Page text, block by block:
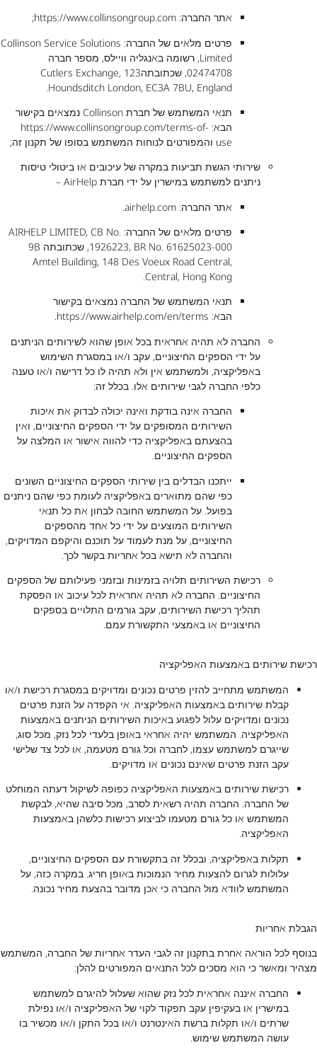
אתר החברה: https://www.collinsongroup.com
;
פרטים מלאים של החברה: Collinson Service Solutions
Limited, רשומה באנגליה וויילס, מספר חברה
02474708, שכתובתהCutlers Exchange, 123
Houndsditch London, EC3A 7BU, England.
תנאי המשתמש של חברת Collinson נמצאים בקישור
הבא: https://www.collinsongroup.com/terms-of-
use והמפורטים לנוחות המשתמש בסופו של תקנון זה;
שירותי הגשת תביעות במקרה של עיכובים או ביטולי טיסות
ניתנים למשתמש במישרין על ידי חברת AirHelp –
אתר החברה: airhelp.com
פרטים מלאים של החברה: AIRHELP LIMITED, CB No.
1926223, BR No. 61625023-000, שכתובתה 9B
Amtel Building, 148 Des Voeux Road Central,
Central, Hong Kong.
תנאי המשתמש של החברה נמצאים בקישור
הבא: https://www.airhelp.com/en/terms
.
החברה לא תהיה אחראית בכל אופן שהוא לשירותים הניתנים
על ידי הספקים החיצוניים, עקב ו/או במסגרת השימוש
באפליקציה, ולמשתמש אין ולא תהיה לו כל דרישה ו/או טענה
כלפי החברה לגבי שירותים אלו. בכלל זה:
החברה אינה בודקת ואינה יכולה לבדוק את איכות
השירותים המסופקים על ידי הספקים החיצוניים, ואין
בהצעתם באפליקציה כדי להווה אישור או המלצה על
הספקים החיצוניים.
ייתכנו הבדלים בין שירותי הספקים החיצוניים השונים
כפי שהם מתוארים באפליקציה לעומת כפי שהם ניתנים
בפועל. על המשתמש החובה לבחון את כל תנאי
השירותים המוצעים על ידי כל אחד מהספקים
החיצוניים, על מנת לעמוד על תוכנם והיקפם המדויקים,
והחברה לא תישא בכל אחריות בקשר לכך.
רכישת השירותים תלויה בזמינות ובזמני פעילותם של הספקים
החיצוניים. החברה לא תהיה אחראית לכל עיכוב או הפסקת
תהליך רכישת השירותים, עקב גורמים התלויים בספקים
החיצוניים או באמצעי התקשורת עמם.
רכישת שירותים באמצעות האפליקציה
המשתמש מתחייב להזין פרטים נכונים ומדויקים במסגרת רכישת ו/או
קבלת שירותים באמצעות האפליקציה. אי הקפדה על הזנת פרטים
נכונים ומדויקים עלול לפגוע באיכות השירותים הניתנים באמצעות
האפליקציה. המשתמש יהיה אחראי באופן בלעדי לכל נזק, מכל סוג,
שייגרם למשתמש עצמו, לחברה וכל גורם מטעמה, או לכל צד שלישי
עקב הזנת פרטים שאינם נכונים או מדויקים.
רכישת שירותים באמצעות האפליקציה כפופה לשיקול דעתה המוחלט
של החברה. החברה תהיה רשאית לסרב, מכל סיבה שהיא, לבקשת
המשתמש או כל גורם מטעמו לביצוע רכישות כלשהן באמצעות
האפליקציה.
תקלות באפליקציה, ובכלל זה בתקשורת עם הספקים החיצוניים,
עלולות לגרום להצעות מחיר הנמוכות באופן חריג. במקרה כזה, על
המשתמש לוודא מול החברה כי אכן מדובר בהצעת מחיר נכונה.
הגבלת אחריות
בנוסף לכל הוראה אחרת בתקנון זה לגבי העדר אחריות של החברה, המשתמש
מצהיר ומאשר כי הוא מסכים לכל התנאים המפורטים להלן:
החברה איננה אחראית לכל נזק שהוא שעלול להיגרם למשתמש
במישרין או בעקיפין עקב תפקוד לקוי של האפליקציה ו/או נפילת
שרתים ו/או תקלות ברשת האינטרנט ו/או בכל התקן ו/או מכשיר בו
עושה המשתמש שימוש.